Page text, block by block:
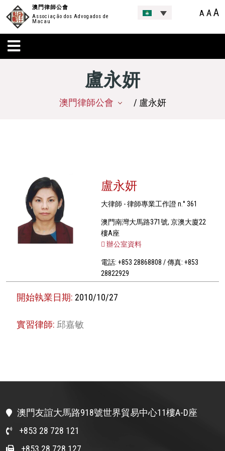
澳門律師公會
Associação dos Advogados de
Macau
A AA
盧永妍
澳門律師公會 / 盧永妍
盧永妍
大律師 - 律師專業工作證 n.° 361
澳門南灣大馬路371號, 京澳大廈22
樓A座
辦公室資料
電話: +853 28868808 / 傳真: +853
28822929
開始執業日期: 2010/10/27
實習律師:邱嘉敏
澳門友誼大馬路918號世界貿易中心11樓A-D座
+853 28 728 121
+853 28 728 127